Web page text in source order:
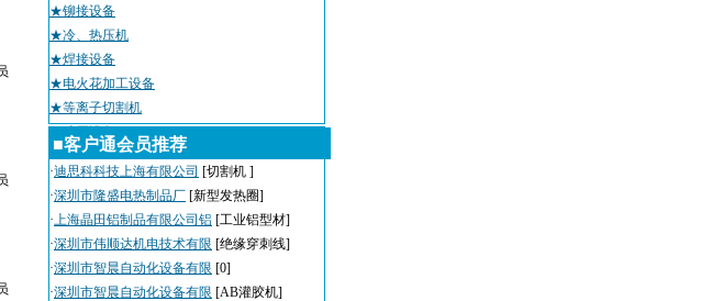
★铆接设备
★冷、热压机
★焊接设备
★电火花加工设备
★等离子切割机
★冲压设备
■客户通会员推荐
·迪思科科技上海有限公司 [切割机 ]
·深圳市隆盛电热制品厂 [新型发热圈]
·上海晶田铝制品有限公司铝 [工业铝型材]
·深圳市伟顺达机电技术有限 [绝缘穿刺线]
·深圳市智晨自动化设备有限 [0]
·深圳市智晨自动化设备有限 [AB灌胶机]